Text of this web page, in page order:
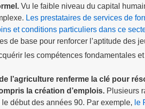
Vu le faible niveau du capital
Les prestataires de services de
et conditions particuliers dans ce
de base pour renforcer l’aptitude des
les compétences fondamentales
l’agriculture renferme la clé pour
la création d’emplois. Plusieurs
début des années 90. Par exemple, le